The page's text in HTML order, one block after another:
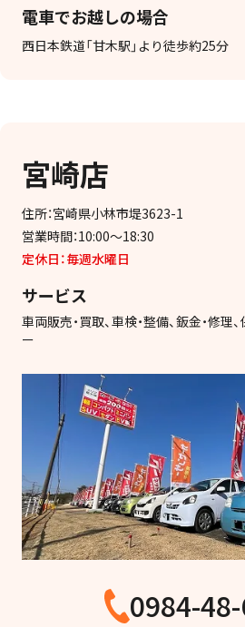
電車でお越しの場合
西日本鉄道「甘木駅」より徒歩約25分
宮崎店
住所：宮崎県小林市堤3623-1
営業時間：10:00～18:30
定休日：毎週水曜日
サービス
車両販売・買取、車検・整備、鈑金・修理
ー
0984-